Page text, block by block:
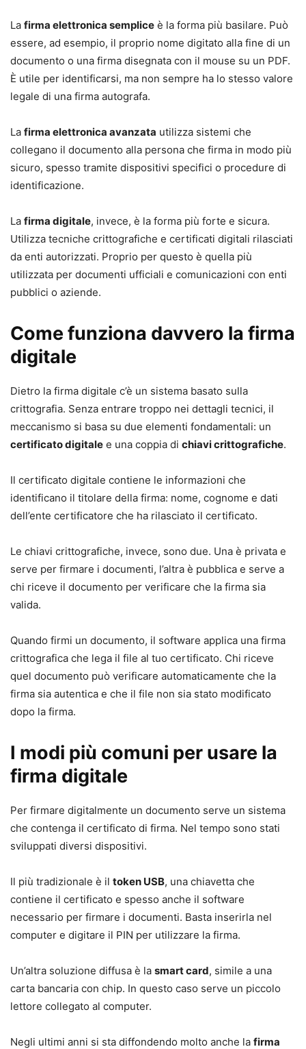
La firma elettronica semplice è la forma più basilare. Può
essere, ad esempio, il proprio nome digitato alla fine di un
documento o una firma disegnata con il mouse su un PDF.
È utile per identificarsi, ma non sempre ha lo stesso valore
legale di una firma autografa.
La firma elettronica avanzata utilizza sistemi che
collegano il documento alla persona che firma in modo più
sicuro, spesso tramite dispositivi specifici o procedure di
identificazione.
La firma digitale, invece, è la forma più forte e sicura.
Utilizza tecniche crittografiche e certificati digitali rilasciati
da enti autorizzati. Proprio per questo è quella più
utilizzata per documenti ufficiali e comunicazioni con enti
pubblici o aziende.
Come funziona davvero la firma
digitale
Dietro la firma digitale c’è un sistema basato sulla
crittografia. Senza entrare troppo nei dettagli tecnici, il
meccanismo si basa su due elementi fondamentali: un
certificato digitale e una coppia di chiavi crittografiche.
Il certificato digitale contiene le informazioni che
identificano il titolare della firma: nome, cognome e dati
dell’ente certificatore che ha rilasciato il certificato.
Le chiavi crittografiche, invece, sono due. Una è privata e
serve per firmare i documenti, l’altra è pubblica e serve a
chi riceve il documento per verificare che la firma sia
valida.
Quando firmi un documento, il software applica una firma
crittografica che lega il file al tuo certificato. Chi riceve
quel documento può verificare automaticamente che la
firma sia autentica e che il file non sia stato modificato
dopo la firma.
I modi più comuni per usare la
firma digitale
Per firmare digitalmente un documento serve un sistema
che contenga il certificato di firma. Nel tempo sono stati
sviluppati diversi dispositivi.
Il più tradizionale è il token USB, una chiavetta che
contiene il certificato e spesso anche il software
necessario per firmare i documenti. Basta inserirla nel
computer e digitare il PIN per utilizzare la firma.
Un’altra soluzione diffusa è la smart card, simile a una
carta bancaria con chip. In questo caso serve un piccolo
lettore collegato al computer.
Negli ultimi anni si sta diffondendo molto anche la firma